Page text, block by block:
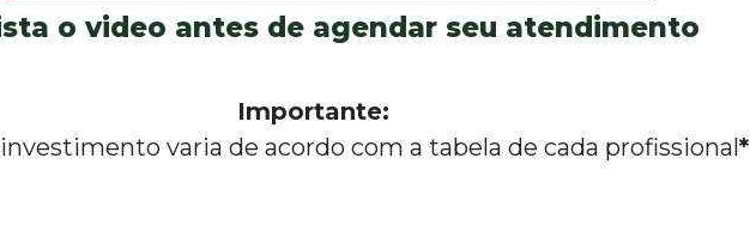
o video antes de agendar seu atendimento
Importante:
varia de acordo com a tabela de cada profissional*